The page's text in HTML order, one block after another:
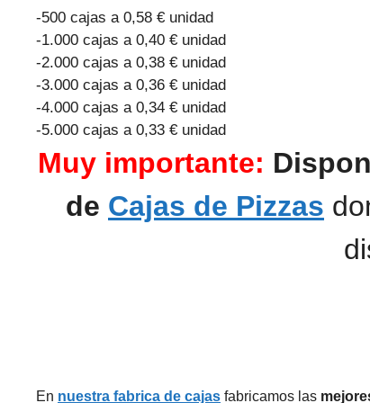
-500 cajas a 0,58 € unidad
-1.000 cajas a 0,40 € unidad
-2.000 cajas a 0,38 € unidad
-3.000 cajas a 0,36 € unidad
-4.000 cajas a 0,34 € unidad
-5.000 cajas a 0,33 € unidad
Muy importante:
de Cajas de Pizzas
En nuestra fabrica de cajas fabricamos las